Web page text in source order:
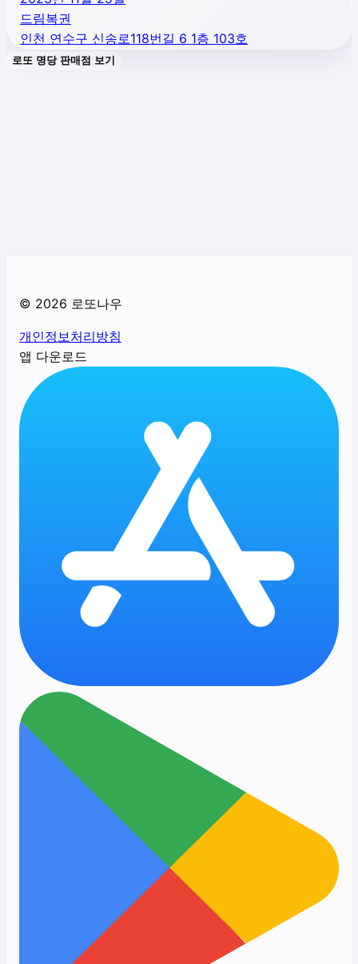
드림복권
인천 연수구 신송로118번길 6 1층 103호
로또 명당 판매점 보기
© 2026 로또나우
개인정보처리방침
앱 다운로드